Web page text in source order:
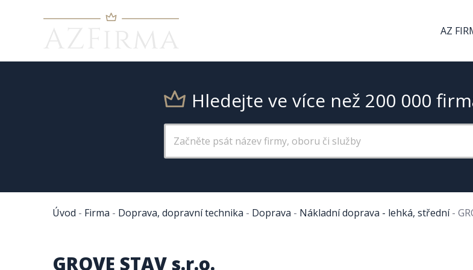
AZ
Hledejte ve více než 200 000
Úvod - Firma - Doprava, dopravní technika - Doprava - Nákladní doprava - lehká, střední-
GROVE STAV s.r.o.